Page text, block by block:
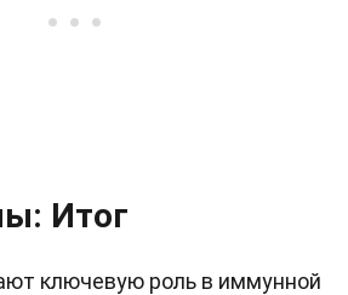
Итог
ключевую роль в иммунной